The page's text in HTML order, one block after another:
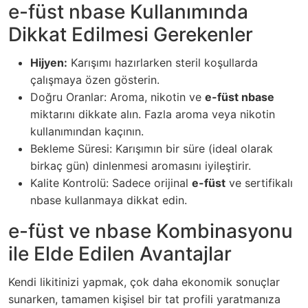
e-füst nbase Kullanımında
Dikkat Edilmesi Gerekenler
Hijyen: Karışımı hazırlarken steril koşullarda
çalışmaya özen gösterin.
Doğru Oranlar: Aroma, nikotin ve e-füst nbase
miktarını dikkate alın. Fazla aroma veya nikotin
kullanımından kaçının.
Bekleme Süresi: Karışımın bir süre (ideal olarak
birkaç gün) dinlenmesi aromasını iyileştirir.
Kalite Kontrolü: Sadece orijinal e-füst ve sertifikalı
nbase kullanmaya dikkat edin.
e-füst ve nbase Kombinasyonu
ile Elde Edilen Avantajlar
Kendi likitinizi yapmak, çok daha ekonomik sonuçlar
sunarken, tamamen kişisel bir tat profili yaratmanıza